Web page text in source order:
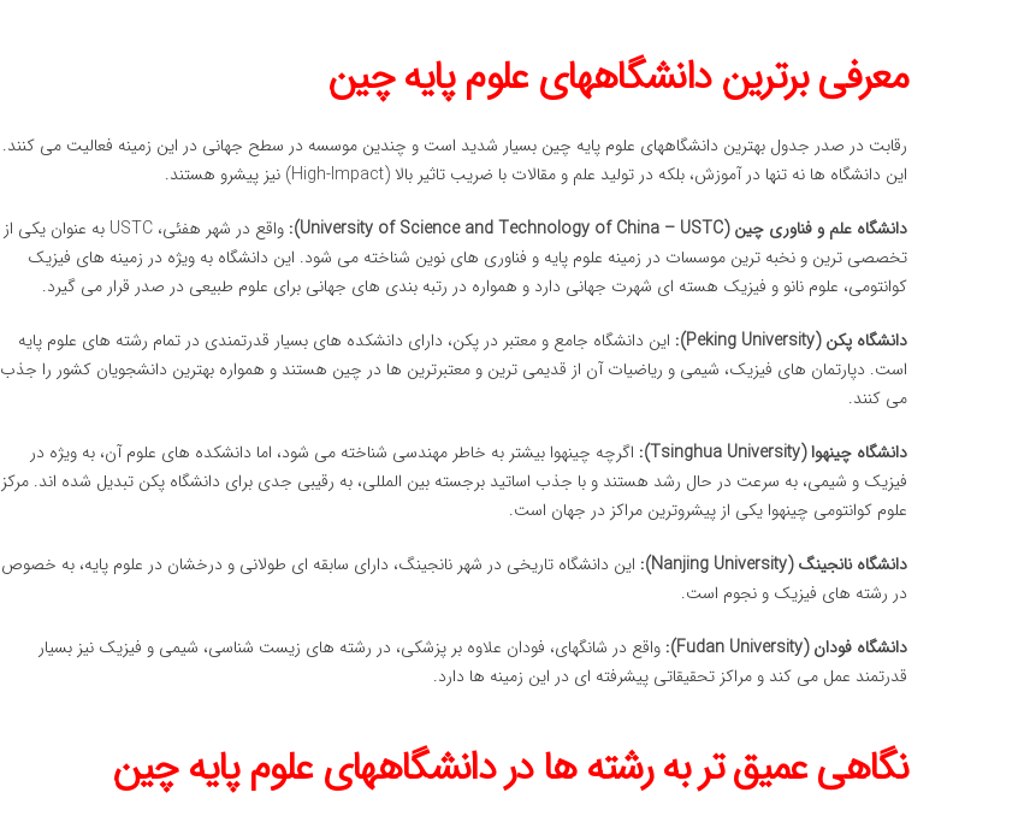
معرفی برترین دانشگاههای علوم پایه چین
رقابت در صدر جدول بهترین دانشگاههای علوم پایه چین بسیار شدید است و چندین موسسه در سطح جهانی در این زمینه فعالیت می کنند.
این دانشگاه ها نه تنها در آموزش، بلکه در تولید علم و مقالات با ضریب تاثیر بالا (High-Impact) نیز پیشرو هستند.
دانشگاه علم و فناوری چین (University of Science and Technology of China – USTC):
واقع در شهر هفئی، USTC به عنوان یکی از
تخصصی ترین و نخبه ترین موسسات در زمینه علوم پایه و فناوری های نوین شناخته می شود. این دانشگاه به ویژه در زمینه های فیزیک
کوانتومی، علوم نانو و فیزیک هسته ای شهرت جهانی دارد و همواره در رتبه بندی های جهانی برای علوم طبیعی در صدر قرار می گیرد.
دانشگاه پکن (Peking University):
این دانشگاه جامع و معتبر در پکن، دارای دانشکده های بسیار قدرتمندی در تمام رشته های علوم پایه
است. دپارتمان های فیزیک، شیمی و ریاضیات آن از قدیمی ترین و معتبرترین ها در چین هستند و همواره بهترین دانشجویان کشور را جذب
می کنند.
دانشگاه چینهوا (Tsinghua University):
اگرچه چینهوا بیشتر به خاطر مهندسی شناخته می شود، اما دانشکده های علوم آن، به ویژه در
فیزیک و شیمی، به سرعت در حال رشد هستند و با جذب اساتید برجسته بین المللی، به رقیبی جدی برای دانشگاه پکن تبدیل شده اند. مرکز
علوم کوانتومی چینهوا یکی از پیشروترین مراکز در جهان است.
دانشگاه نانجینگ (Nanjing University):
این دانشگاه تاریخی در شهر نانجینگ، دارای سابقه ای طولانی و درخشان در علوم پایه، به خصوص
در رشته های فیزیک و نجوم است.
دانشگاه فودان (Fudan University):
واقع در شانگهای، فودان علاوه بر پزشکی، در رشته های زیست شناسی، شیمی و فیزیک نیز بسیار
قدرتمند عمل می کند و مراکز تحقیقاتی پیشرفته ای در این زمینه ها دارد.
نگاهی عمیق تر به رشته ها در دانشگاههای علوم پایه چین